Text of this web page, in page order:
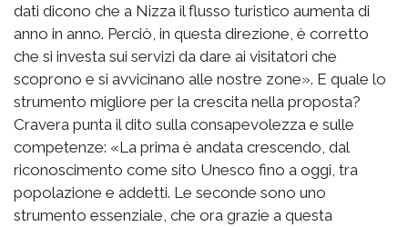
dati dicono che a Nizza il flusso turistico aumenta di
anno in anno. Perciò, in questa direzione, è corretto
che si investa sui servizi da dare ai visitatori che
scoprono e si avvicinano alle nostre zone». E quale lo
strumento migliore per la crescita nella proposta?
Cravera punta il dito sulla consapevolezza e sulle
competenze: «La prima è andata crescendo, dal
riconoscimento come sito Unesco fino a oggi, tra
popolazione e addetti. Le seconde sono uno
strumento essenziale, che ora grazie a questa